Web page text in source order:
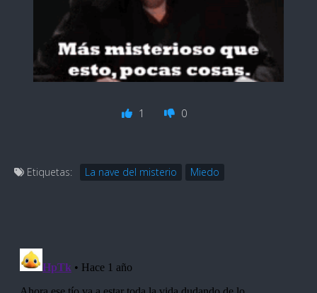
1 0
Etiquetas: La nave del misterio Miedo